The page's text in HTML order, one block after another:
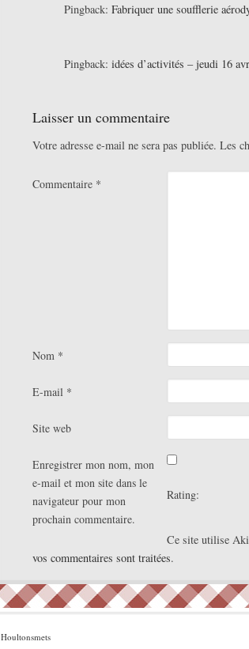
Pingback: Fabriquer une soufflerie
Pingback: idées d’activités – jeudi 16
Laisser un commentaire
Votre adresse e-mail ne sera pas publiée. Les
Commentaire *
Nom *
E-mail *
Site web
Enregistrer mon nom, mon
e-mail et mon site dans le
navigateur pour mon
prochain commentaire.
Rating:
Ce site utilise
vos commentaires sont traitées.
Houltonsmets